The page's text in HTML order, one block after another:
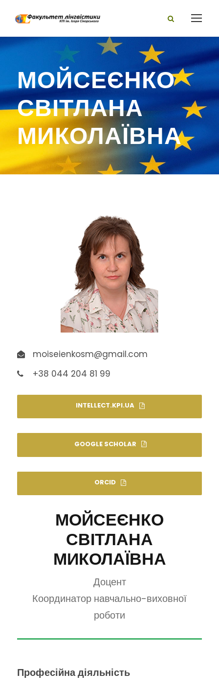
МОЙСЕЄНКО
СВІТЛАНА
МИКОЛАЇВНА
moiseienkosm@gmail.com
+38 044 204 81 99
INTELLECT.KPI.UA
GOOGLE SCHOLAR
ORCID
МОЙСЕЄНКО
СВІТЛАНА
МИКОЛАЇВНА
Доцент
Координатор навчально-виховної
роботи
Професійна діяльність